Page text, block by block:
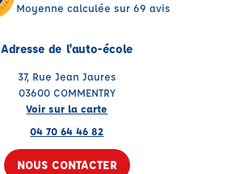
Moyenne calculée sur 69 avis
Adresse de l'auto-école
37, Rue Jean Jaures
03600 COMMENTRY
Voir sur la carte
04 70 64 46 82
NOUS CONTACTER